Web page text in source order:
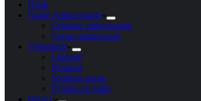
Hijab
Gaine Amincissante
Ceinture amincissante
Corset amincissant
Vêtements
Lingerie
Peignoir
Soutiens gorge
Pyjama en Satin
Bijoux